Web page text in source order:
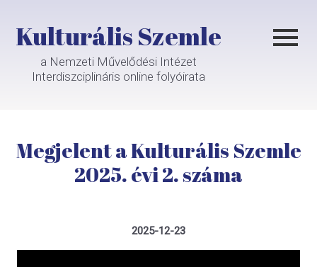
Kulturális Szemle
a Nemzeti Művelődési Intézet
Interdiszciplináris online folyóirata
Megjelent a Kulturális Szemle
2025. évi 2. száma
2025-12-23